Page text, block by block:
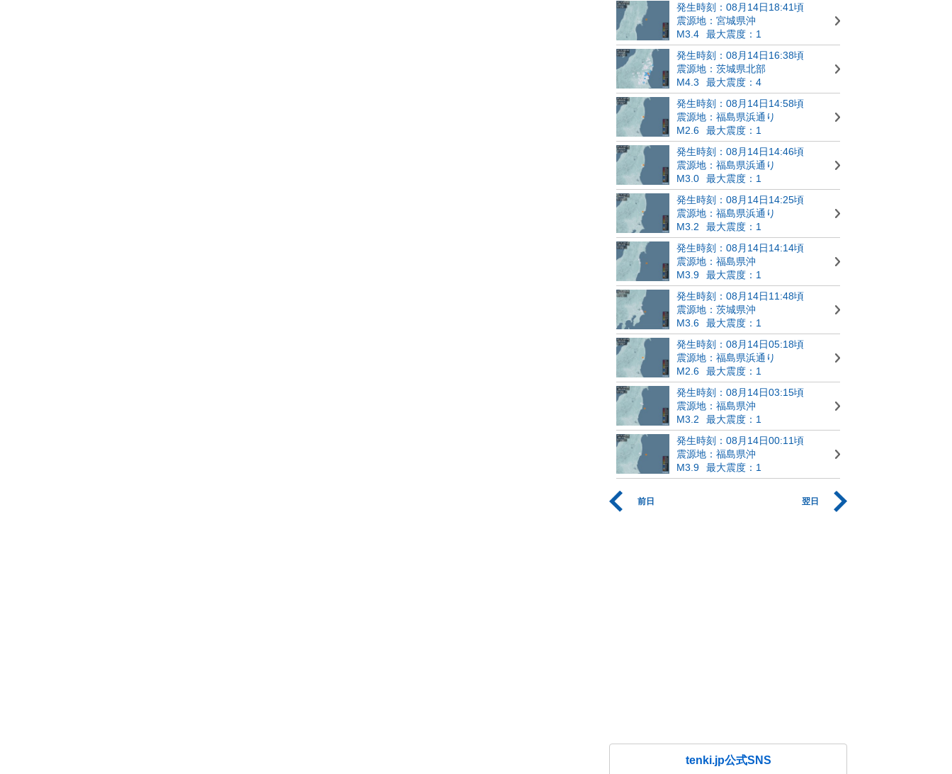
発生時刻：08月14日18:41頃
震源地：宮城県沖
M3.4
最大震度：1
発生時刻：08月14日16:38頃
震源地：茨城県北部
M4.3
最大震度：4
発生時刻：08月14日14:58頃
震源地：福島県浜通り
M2.6
最大震度：1
発生時刻：08月14日14:46頃
震源地：福島県浜通り
M3.0
最大震度：1
発生時刻：08月14日14:25頃
震源地：福島県浜通り
M3.2
最大震度：1
発生時刻：08月14日14:14頃
震源地：福島県沖
M3.9
最大震度：1
発生時刻：08月14日11:48頃
震源地：茨城県沖
M3.6
最大震度：1
発生時刻：08月14日05:18頃
震源地：福島県浜通り
M2.6
最大震度：1
発生時刻：08月14日03:15頃
震源地：福島県沖
M3.2
最大震度：1
発生時刻：08月14日00:11頃
震源地：福島県沖
M3.9
最大震度：1
前日 翌日
tenki.jp公式SNS